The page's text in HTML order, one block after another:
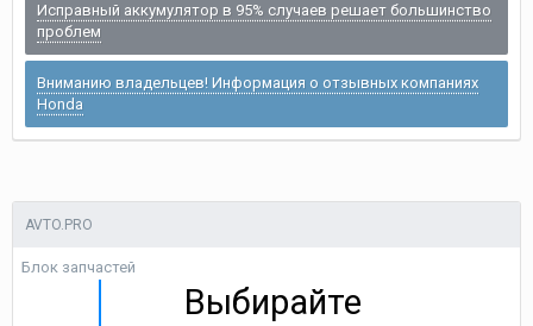
Исправный аккумулятор в 95% случаев решает большинство
проблем
Вниманию владельцев! Информация о отзывных компаниях
Honda
AVTO.PRO
Блок запчастей
Выбирайте